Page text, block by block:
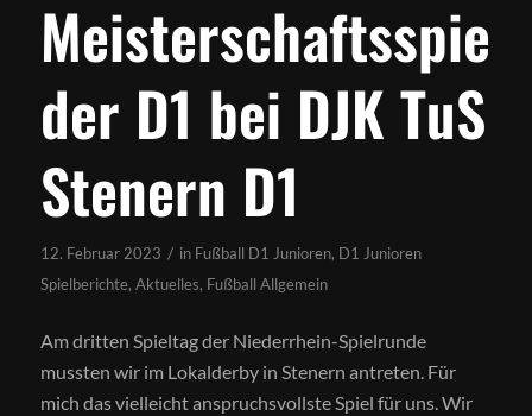
Meisterschaftsspiel
der D1 bei DJK TuS
Stenern D1
12. Februar 2023 / in Fußball D1 Junioren, D1 Junioren
Spielberichte, Aktuelles, Fußball Allgemein
Am dritten Spieltag der Niederrhein-Spielrunde
mussten wir im Lokalderby in Stenern antreten. Für
mich das vielleicht anspruchsvollste Spiel für uns. Wir